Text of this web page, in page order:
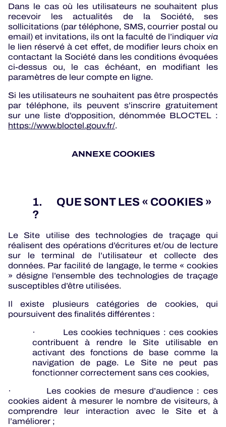
Dans le cas où les utilisateurs ne souhaitent plus
recevoir les actualités de la Société, ses
sollicitations (par téléphone, SMS, courrier postal ou
email) et invitations, ils ont la faculté de l’indiquer via
le lien réservé à cet effet, de modifier leurs choix en
contactant la Société dans les conditions évoquées
ci-dessus ou, le cas échéant, en modifiant les
paramètres de leur compte en ligne.
Si les utilisateurs ne souhaitent pas être prospectés
par téléphone, ils peuvent s’inscrire gratuitement
sur une liste d’opposition, dénommée BLOCTEL :
https://www.bloctel.gouv.fr/.
ANNEXE COOKIES
1. QUE SONT LES « COOKIES »
?
Le Site utilise des technologies de traçage qui
réalisent des opérations d’écritures et/ou de lecture
sur le terminal de l’utilisateur et collecte des
données. Par facilité de langage, le terme « cookies
» désigne l’ensemble des technologies de traçage
susceptibles d’être utilisées.
Il existe plusieurs catégories de cookies, qui
poursuivent des finalités différentes :
· Les cookies techniques : ces cookies
contribuent à rendre le Site utilisable en
activant des fonctions de base comme la
navigation de page. Le Site ne peut pas
fonctionner correctement sans ces cookies,
· Les cookies de mesure d’audience : ces
cookies aident à mesurer le nombre de visiteurs, à
comprendre leur interaction avec le Site et à
l’améliorer ;